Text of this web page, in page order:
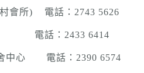
會所) 電話：2743 5626
電話：2433 6414
中心 電話：2390 6574